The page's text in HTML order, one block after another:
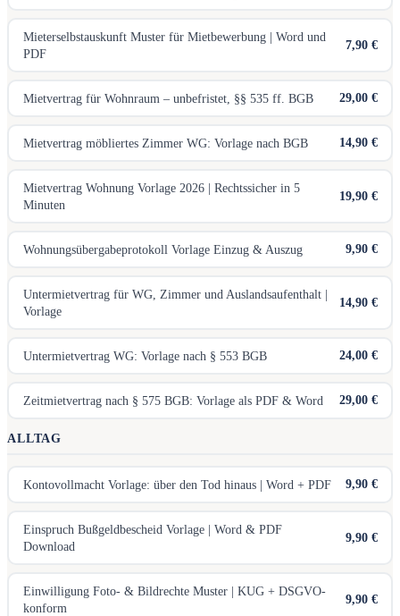
Mieterselbstauskunft Muster für Mietbewerbung | Word und
PDF
7,90 €
Mietvertrag für Wohnraum – unbefristet, §§ 535 ff. BGB 29,00 €
Mietvertrag möbliertes Zimmer WG: Vorlage nach BGB 14,90 €
Mietvertrag Wohnung Vorlage 2026 | Rechtssicher in 5
Minuten
19,90 €
Wohnungsübergabeprotokoll Vorlage Einzug & Auszug 9,90 €
Untermietvertrag für WG, Zimmer und Auslandsaufenthalt |
Vorlage
14,90 €
Untermietvertrag WG: Vorlage nach § 553 BGB 24,00 €
Zeitmietvertrag nach § 575 BGB: Vorlage als PDF & Word 29,00 €
ALLTAG
Kontovollmacht Vorlage: über den Tod hinaus | Word + PDF 9,90 €
Einspruch Bußgeldbescheid Vorlage | Word & PDF
Download
9,90 €
Einwilligung Foto- & Bildrechte Muster | KUG + DSGVO-
konform
9,90 €